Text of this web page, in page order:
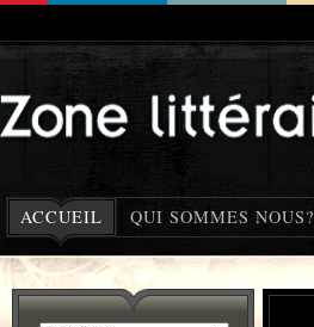
ACCUEIL QUI SOMMES NOUS?